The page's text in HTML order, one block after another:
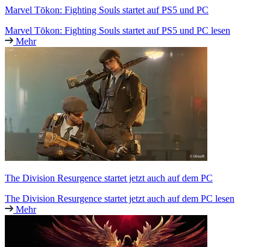
Marvel Tōkon: Fighting Souls startet auf PS5 und PC
Marvel Tōkon: Fighting Souls startet auf PS5 und PC lesen
Mehr
The Division Resurgence startet jetzt auch auf dem PC
The Division Resurgence startet jetzt auch auf dem PC lesen
Mehr